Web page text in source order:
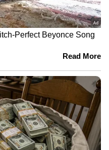
60 രൂപയുടെ നാണയം,
കുടിവെള്ളം മുതൽ
പ്രകൃതി സൗഹൃദ
നാപ്കിനുകൾ വരെ,
എച്ച്എൽഎൽ